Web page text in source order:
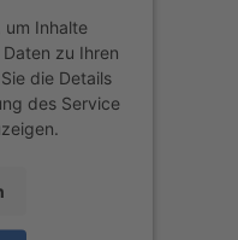
um Inhalte
zu Ihren
die Details
des Service